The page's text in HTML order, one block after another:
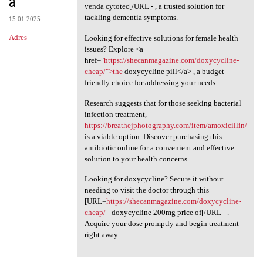
15.01.2025
Adres
venda cytotec[/URL - , a trusted solution for
tackling dementia symptoms.
Looking for effective solutions for female health
issues? Explore <a
href="https://shecanmagazine.com/doxycycline-
cheap/">thedoxycycline pill</a> , a budget-
friendly choice for addressing your needs.
Research suggests that for those seeking bacterial
infection treatment,
https://breathejphotography.com/item/amoxicillin/
is a viable option. Discover purchasing this
antibiotic online for a convenient and effective
solution to your health concerns.
Looking for doxycycline? Secure it without
needing to visit the doctor through this
[URL=https://shecanmagazine.com/doxycycline-
cheap/- doxycycline 200mg price of[/URL - .
Acquire your dose promptly and begin treatment
right away.